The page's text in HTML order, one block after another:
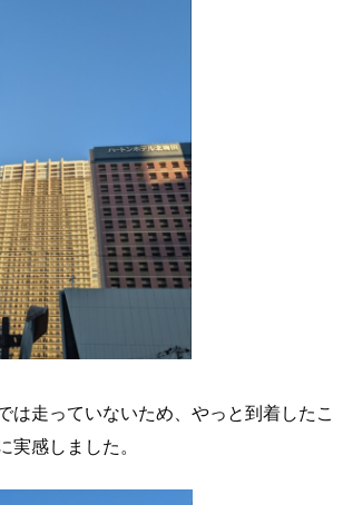
は走っていないため、やっと到着したこ
実感しました。